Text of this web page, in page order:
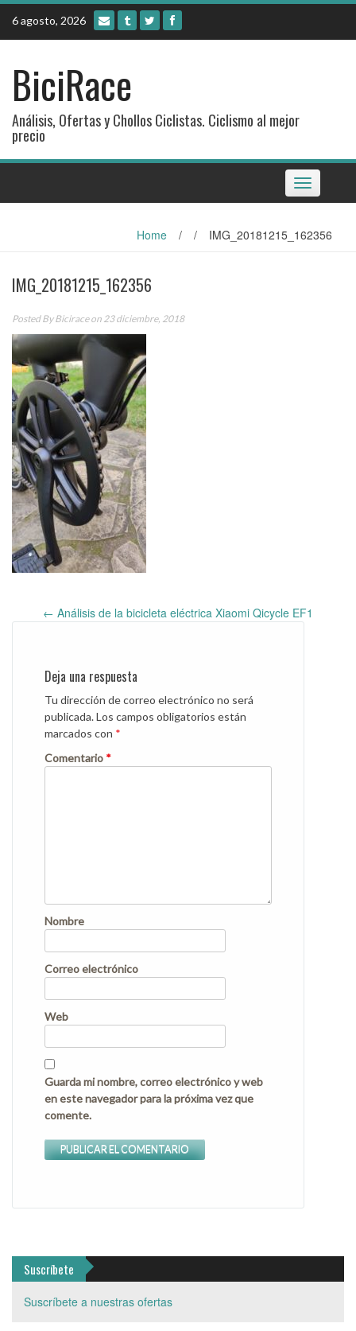
Skip
content
6 agosto, 2026
BiciRace
Análisis, Ofertas y Chollos Ciclistas. Ciclismo al mejor
precio
Toggle
navigation
Home / / IMG_20181215_162356
IMG_20181215_162356
Posted ByBiciraceon 23 diciembre, 2018
Post
← Análisis de la bicicleta eléctrica Xiaomi Qicycle EF1
Deja una respuesta
Tu dirección de correo electrónico no será
publicada.Los campos obligatorios están
marcados con *
Comentario *
Nombre
Correo electrónico
Web
Guarda mi nombre, correo electrónico y web
en este navegador para la próxima vez que
comente.
Suscríbete
Suscríbete a nuestras ofertas